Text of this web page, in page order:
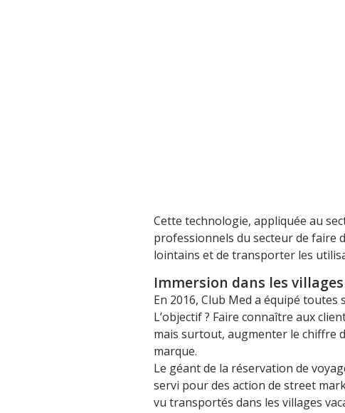
Cette technologie, appliquée au
professionnels du secteur de faire
lointains et de transporter les
Immersion dans les villages
En 2016, Club Med a équipé toutes
L’objectif ? Faire connaître aux
mais surtout, augmenter le chiffre
marque.
Le géant de la réservation de
servi pour des action de street
vu transportés dans les villages